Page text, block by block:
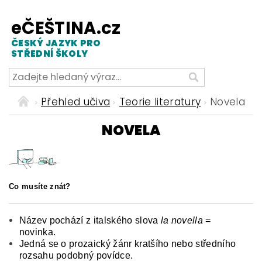
eČEŠTINA.cz
ČESKÝ JAZYK PRO
STŘEDNÍ ŠKOLY
Přehled učiva Teorie literatury Novela
NOVELA
Co musíte znát?
Název pochází z italského slova la novella =
novinka.
Jedná se o prozaický žánr kratšího nebo středního
rozsahu podobný povídce.